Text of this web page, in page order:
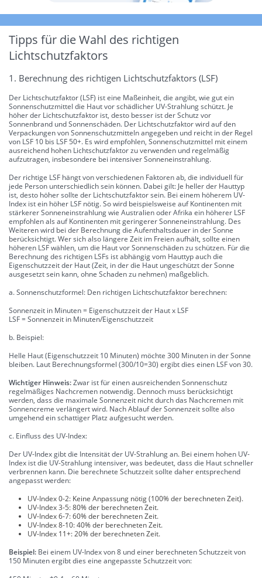
Tipps für die Wahl des richtigen
Lichtschutzfaktors
1. Berechnung des richtigen Lichtschutzfaktors (LSF)
Der Lichtschutzfaktor (LSF) ist eine Maßeinheit, die angibt, wie gut ein
Sonnenschutzmittel die Haut vor schädlicher UV-Strahlung schützt. Je
höher der Lichtschutzfaktor ist, desto besser ist der Schutz vor
Sonnenbrand und Sonnenschäden. Der Lichtschutzfaktor wird auf den
Verpackungen von Sonnenschutzmitteln angegeben und reicht in der Regel
von LSF 10 bis LSF 50+. Es wird empfohlen, Sonnenschutzmittel mit einem
ausreichend hohen Lichtschutzfaktor zu verwenden und regelmäßig
aufzutragen, insbesondere bei intensiver Sonneneinstrahlung.
Der richtige LSF hängt von verschiedenen Faktoren ab, die individuell für
jede Person unterschiedlich sein können. Dabei gilt: Je heller der Hauttyp
ist, desto höher sollte der Lichtschutzfaktor sein. Bei einem höherem UV-
Index ist ein höher LSF nötig. So wird beispielsweise auf Kontinenten mit
stärkerer Sonneneinstrahlung wie Australien oder Afrika ein höherer LSF
empfohlen als auf Kontinenten mit geringerer Sonneneinstrahlung. Des
Weiteren wird bei der Berechnung die Aufenthaltsdauer in der Sonne
berücksichtigt. Wer sich also längere Zeit im Freien aufhält, sollte einen
höheren LSF wählen, um die Haut vor Sonnenschäden zu schützen. Für die
Berechnung des richtigen LSFs ist abhängig vom Hauttyp auch die
Eigenschutzzeit der Haut (Zeit, in der die Haut ungeschützt der Sonne
ausgesetzt sein kann, ohne Schaden zu nehmen) maßgeblich.
a. Sonnenschutzformel: Den richtigen Lichtschutzfaktor berechnen:
Sonnenzeit in Minuten = Eigenschutzzeit der Haut x LSF
LSF = Sonnenzeit in Minuten/Eigenschutzzeit
b. Beispiel:
Helle Haut (Eigenschutzzeit 10 Minuten) möchte 300 Minuten in der Sonne
bleiben. Laut Berechnungsformel (300/10=30) ergibt dies einen LSF von 30.
Wichtiger Hinweis:Zwar ist für einen ausreichenden Sonnenschutz
regelmäßiges Nachcremen notwendig. Dennoch muss berücksichtigt
werden, dass die maximale Sonnenzeit nicht durch das Nachcremen mit
Sonnencreme verlängert wird. Nach Ablauf der Sonnenzeit sollte also
umgehend ein schattiger Platz aufgesucht werden.
c. Einfluss des UV-Index:
Der UV-Index gibt die Intensität der UV-Strahlung an. Bei einem hohen UV-
Index ist die UV-Strahlung intensiver, was bedeutet, dass die Haut schneller
verbrennen kann. Die berechnete Schutzzeit sollte daher entsprechend
angepasst werden:
UV-Index 0-2: Keine Anpassung nötig (100% der berechneten Zeit).
UV-Index 3-5: 80% der berechneten Zeit.
UV-Index 6-7: 60% der berechneten Zeit.
UV-Index 8-10: 40% der berechneten Zeit.
UV-Index 11+: 20% der berechneten Zeit.
Beispiel: Bei einem UV-Index von 8 und einer berechneten Schutzzeit von
150 Minuten ergibt dies eine angepasste Schutzzeit von: